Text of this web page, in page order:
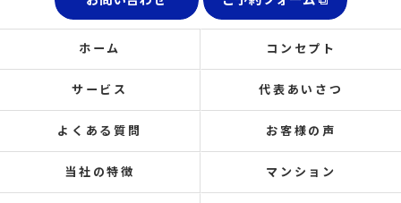
ホーム コンセプト
サービス 代表あいさつ
よくある質問 お客様の声
当社の特徴 マンション